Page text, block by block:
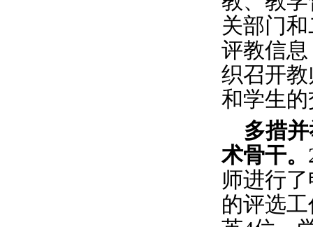
关部门
评教信
织召开
和学生
多措
术骨干。
师进行
的评选